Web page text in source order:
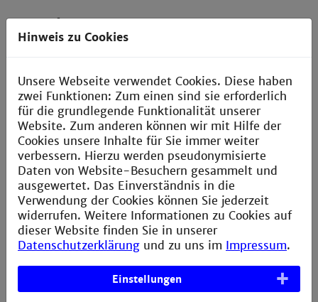
Kontakt
68163 Mannheim
+49 621 292-6111
+49 621 292-6420
info@th-mannheim.de
Social Media
Hinweis zu Cookies
Unsere Webseite verwendet Cookies. Diese haben
zwei Funktionen: Zum einen sind sie erforderlich
für die grundlegende Funktionalität unserer
Website. Zum anderen können wir mit Hilfe der
Cookies unsere Inhalte für Sie immer weiter
verbessern. Hierzu werden pseudonymisierte
Daten von Website-Besuchern gesammelt und
ausgewertet. Das Einverständnis in die
Verwendung der Cookies können Sie jederzeit
widerrufen. Weitere Informationen zu Cookies auf
dieser Website finden Sie in unserer
Datenschutzerklärung und zu uns im Impressum.
Einstellungen